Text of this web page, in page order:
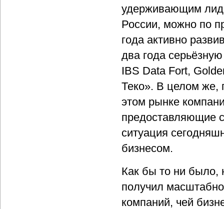
удерживающим
России, можно по
года активно
два года
IBS Data Fort,
Теко». В целом же,
этом рынке
предоставляющие
ситуация
бизнесом.
Как бы то ни было,
получил
компаний, чей